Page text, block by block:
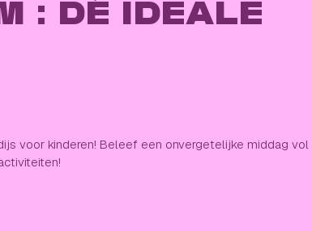
: DÉ IDEALE
voor kinderen! Beleef een onvergetelijke middag vol